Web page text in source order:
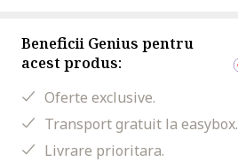
Beneficii Genius pentru
acest produs:
Oferte exclusive.
Transport gratuit la easybox.
Livrare prioritara.